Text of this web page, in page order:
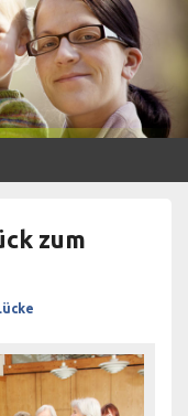
Gewalt
für Frauen und
zum